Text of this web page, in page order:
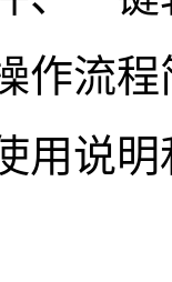
流程
说明